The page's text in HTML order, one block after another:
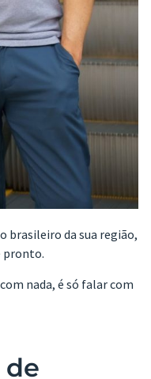
brasileiro da sua região,
pronto.
nada, é só falar com
de